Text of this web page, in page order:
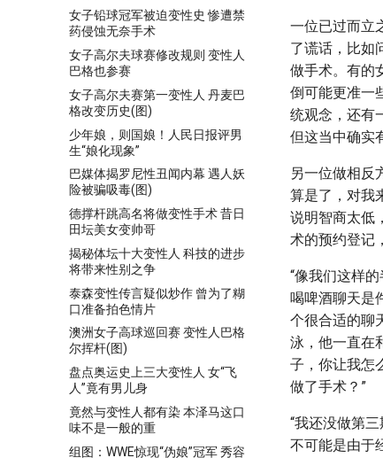
女子铅球冠军被迫变性史 惨遭禁
药侵蚀无奈手术
女子高尔夫球赛修改规则 变性人
巴格也参赛
女子高尔夫赛第一变性人 丹麦巴
格改变历史(图)
少年娘，则国娘！人民日报评男
生“娘化现象”
巴媒体揭罗尼性丑闻内幕 遇人妖
险被骗吸毒(图)
德撑杆跳高名将做变性手术 昔日
田坛美女变帅哥
揭秘体坛十大变性人 科技的进步
将带来性别之争
泰森变性传言疑似炒作 曾为了糊
口准备拍色情片
澳洲女子高球巡回赛 变性人巴格
尔挥杆(图)
盘点奥运史上三大变性人 女“飞
人”竟有男儿身
竟然与变性人都有染 本泽马这口
味不是一般的重
组图：WWE惊现“伪娘”冠军 秀容
一位已过而立
了谎话，比如
做手术。有的
倒可能更准一
统观念，还有
但这当中确实
另一位做相反
算是了，对我
说明智商太低
术的预约登记
“像我们这样
喝啤酒聊天是
个很合适的聊
泳，他一直在
子，你让我怎
做了手术？”
“我还没做第
不可能是由于